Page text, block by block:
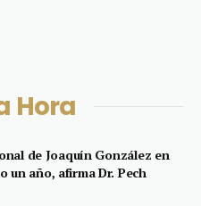
Hora
de Joaquín González en
un año, afirma Dr. Pech